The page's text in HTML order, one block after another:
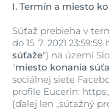
I. Termín a miesto
Súťaž prebieha v
do 15. 7. 2021
súťaže") na území
"miesto konania
sociálnej siete
profile Eucerin:
(ďalej len „súťažný